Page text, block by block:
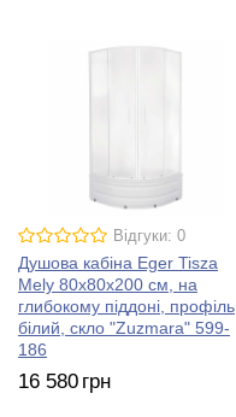
Відгуки: 0
Душова кабіна Eger Tisza
Mely 80х80х200 см, на
глибокому піддоні, профіль
білий, скло "Zuzmara" 599-
186
16 580 грн